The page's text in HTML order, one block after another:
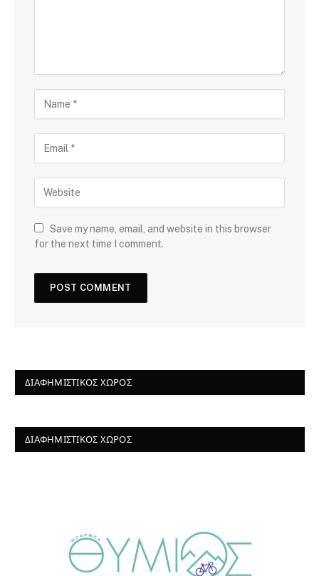
Save my name, email, and website in this browser
for the next time I comment.
ΔΙΑΦΗΜΙΣΤΙΚΌΣ ΧΏΡΟΣ
ΔΙΑΦΗΜΙΣΤΙΚΌΣ ΧΏΡΟΣ